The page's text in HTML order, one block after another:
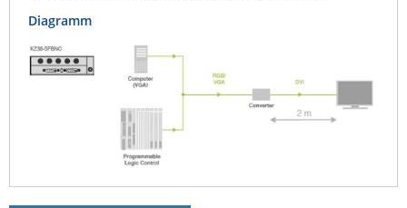
Riello UPS
Server Technology
Siretta
Tactical Software
TEKTELIC
Diagramm